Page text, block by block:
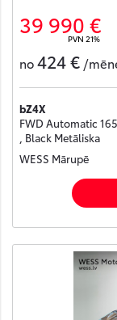
39 990 €
PVN 21%
no424 € /
bZ4X
FWD Automatic
, Black Metāliska
WESS Mārupē